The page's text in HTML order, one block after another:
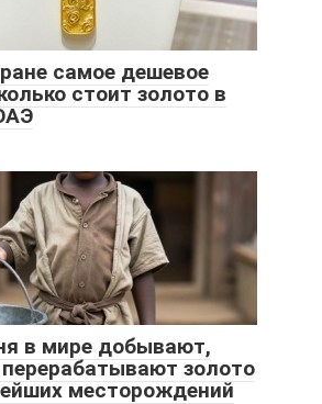
самое дешевое
стоит золото в
в мире добывают,
золото
месторождений